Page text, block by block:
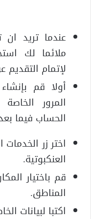
عندما تريد
ملائما لك
لإتمام
أولا قم
المرور
الحساب فيما
اختر زر
العنكبوتية.
قم باختيار
المناطق.
اكتبا لبيانات